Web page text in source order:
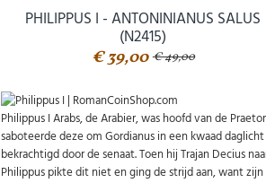
Philippus I Arabs, de Arabier, was hoofd van de
saboteerde deze om Gordianus in een kwaad
bekrachtigd door de senaat. Toen hij Trajan Decius
Philippus pikte dit niet en ging de strijd aan, want
PHILIPPUS I - ANTONINIANUS SALUS
(N2415)
€ 39,00 € 49,00